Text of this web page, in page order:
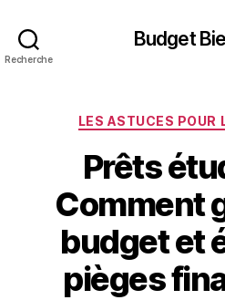
Recherche
Budget
LES ASTUCES POUR
Prêts
Comment
budget et
pièges